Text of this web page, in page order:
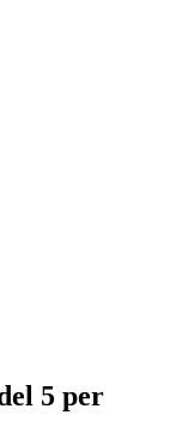
5 per